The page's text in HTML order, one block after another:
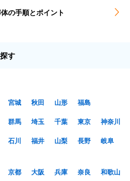
の手順とポイント
す
宮城 秋田 山形
福島
群馬 埼玉 千葉 東京
神奈川
石川 福井 山梨 長野
岐阜
京都 大阪 兵庫 奈良
和歌山